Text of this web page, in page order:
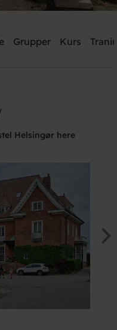
Grupper Kurs
Helsingør here